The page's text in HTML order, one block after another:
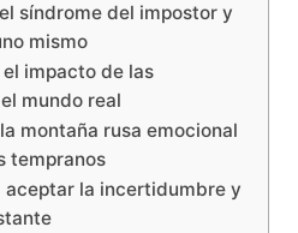
síndrome del impostor y
mismo
impacto de las
mundo real
montaña rusa emocional
tempranos
aceptar la incertidumbre y